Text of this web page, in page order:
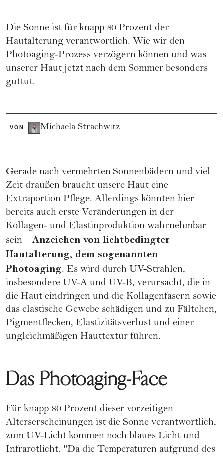
Die Sonne ist für knapp 80 Prozent der
Hautalterung verantwortlich. Wie wir den
Photoaging-Prozess verzögern können und was
unserer Haut jetzt nach dem Sommer besonders
guttut.
VON Michaela Strachwitz
Gerade nach vermehrten Sonnenbädern und viel
Zeit draußen braucht unsere Haut eine
Extraportion Pflege. Allerdings könnten hier
bereits auch erste Veränderungen in der
Kollagen- und Elastinproduktion wahrnehmbar
sein –Anzeichen von lichtbedingter
Hautalterung, dem sogenannten
Photoaging. Es wird durch UV-Strahlen,
insbesondere UV-A und UV-B, verursacht, die in
die Haut eindringen und die Kollagenfasern sowie
das elastische Gewebe schädigen und zu Fältchen,
Pigmentflecken, Elastizitätsverlust und einer
ungleichmäßigen Hauttextur führen.
Das Photoaging-Face
Für knapp 80 Prozent dieser vorzeitigen
Alterserscheinungen ist die Sonne verantwortlich,
zum UV-Licht kommen noch blaues Licht und
Infrarotlicht. "Da die Temperaturen aufgrund des